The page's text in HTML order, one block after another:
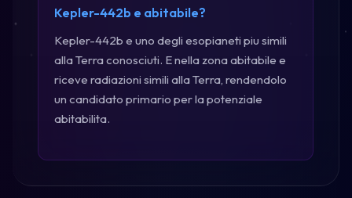
Kepler-442b e abitabile?
Kepler-442b e uno degli esopianeti piu simili
alla Terra conosciuti. E nella zona abitabile e
riceve radiazioni simili alla Terra, rendendolo
un candidato primario per la potenziale
abitabilita.